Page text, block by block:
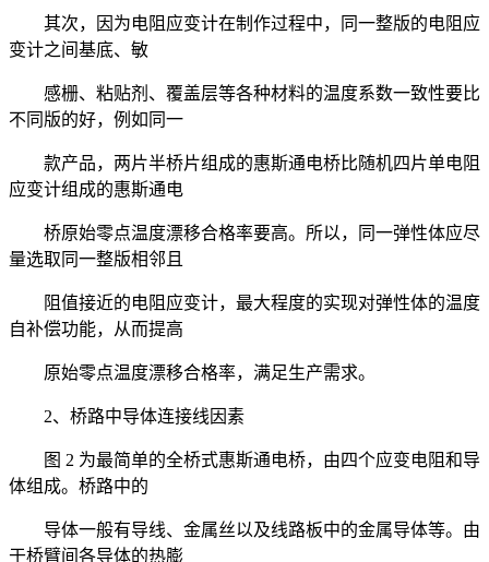
其次，因为电阻应变计在制作过程中，同一整版的电阻应
变计之间基底、敏
感栅、粘贴剂、覆盖层等各种材料的温度系数一致性要比
不同版的好，例如同一
款产品，两片半桥片组成的惠斯通电桥比随机四片单电阻
应变计组成的惠斯通电
桥原始零点温度漂移合格率要高。所以，同一弹性体应尽
量选取同一整版相邻且
阻值接近的电阻应变计，最大程度的实现对弹性体的温度
自补偿功能，从而提高
原始零点温度漂移合格率，满足生产需求。
2、桥路中导体连接线因素
图 2 为最简单的全桥式惠斯通电桥，由四个应变电阻和导
体组成。桥路中的
导体一般有导线、金属丝以及线路板中的金属导体等。由
于桥臂间各导体的热膨